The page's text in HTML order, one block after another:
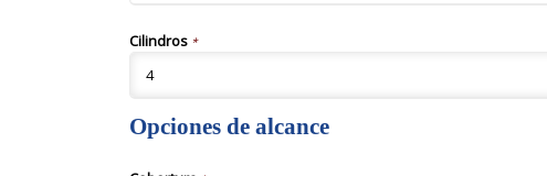
Cilindros *
Opciones de alcance